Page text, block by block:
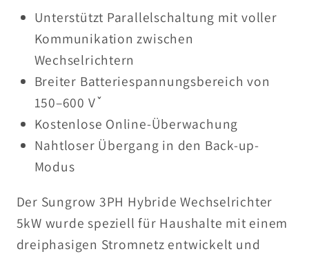
n
g
e
f
ü
r
S
H
5
.
0
R
T
H
ü
r
S
H
5
.
0
R
y
r
Unterstützt Parallelschaltung mit voller
Kommunikation zwischen
Wechselrichtern
Breiter Batteriespannungsbereich von
150–600 Vٚ
Kostenlose Online-Überwachung
Nahtloser Übergang in den Back-up-
Modus
Der Sungrow 3PH Hybride Wechselrichter
5kW wurde speziell für Haushalte mit einem
dreiphasigen Stromnetz entwickelt und